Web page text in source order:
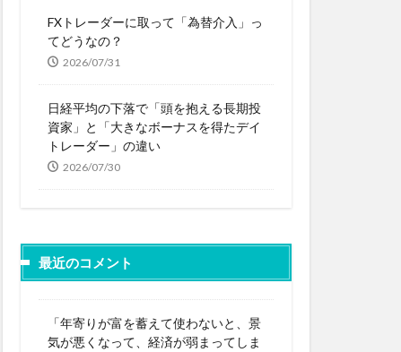
FXトレーダーに取って「為替介入」っ
てどうなの？
2026/07/31
日経平均の下落で「頭を抱える長期投
資家」と「大きなボーナスを得たデイ
トレーダー」の違い
2026/07/30
最近のコメント
「年寄りが富を蓄えて使わないと、景
気が悪くなって、経済が弱まってしま